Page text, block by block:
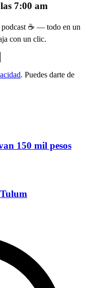
7:00 am
podcast ☕ — todo en un
con un clic.
. Puedes darte de
150 mil pesos